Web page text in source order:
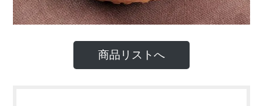
商品リストへ